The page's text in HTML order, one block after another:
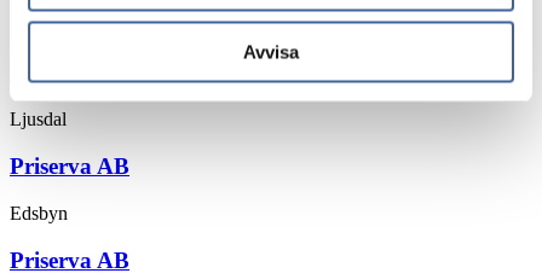
Avvisa
Gävleborg
Priserva AB
Ljusdal
Priserva AB
Edsbyn
Priserva AB